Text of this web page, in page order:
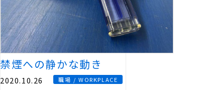
禁煙への静かな動き
2020.10.26 職場 / WORKPLACE